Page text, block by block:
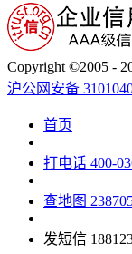
Copyright ©2005 -
沪公网安备
首页
打电话 400-
查地图
发短信